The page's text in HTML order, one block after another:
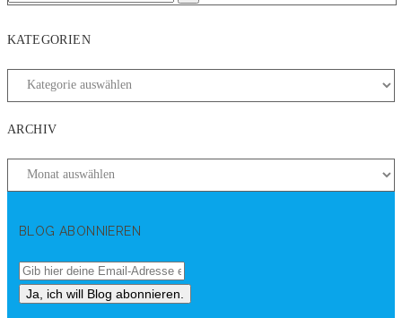
KATEGORIEN
ARCHIV
BLOG ABONNIEREN